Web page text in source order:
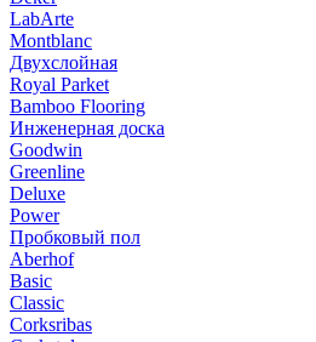
LabArte
Montblanc
Двухслойная
Royal Parket
Bamboo Flooring
Инженерная доска
Goodwin
Greenline
Deluxe
Power
Пробковый пол
Aberhof
Basic
Classic
Corksribas